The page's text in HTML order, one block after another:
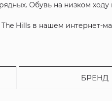
Обувь на низком
Hills в нашем интернет-
БРЕНД